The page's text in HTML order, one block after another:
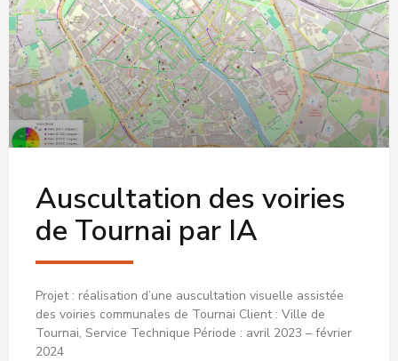
Auscultation des voiries
de Tournai par IA
Projet : réalisation d’une auscultation visuelle assistée
des voiries communales de Tournai Client : Ville de
Tournai, Service Technique Période : avril 2023 – février
2024